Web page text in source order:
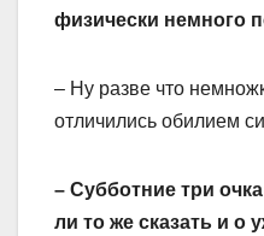
физически немного
– Ну разве что
отличились обилием
– Субботние три
ли то же сказать и о